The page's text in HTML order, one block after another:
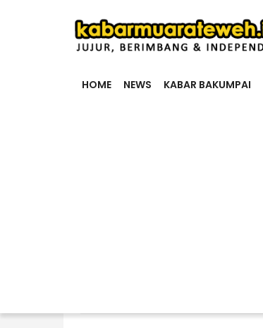
HOME NEWS KABAR BAKUMPAI